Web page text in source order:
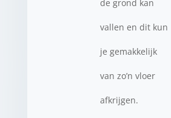
de grond kan
vallen en dit kun
je gemakkelijk
van zo’n vloer
afkrijgen.